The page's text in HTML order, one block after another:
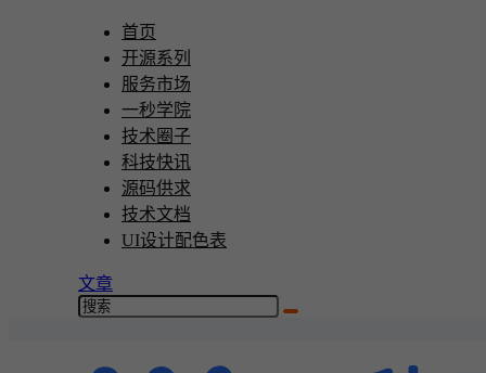
首页
开源系列
服务市场
一秒学院
技术圈子
科技快讯
源码供求
技术文档
UI设计配色表
文章